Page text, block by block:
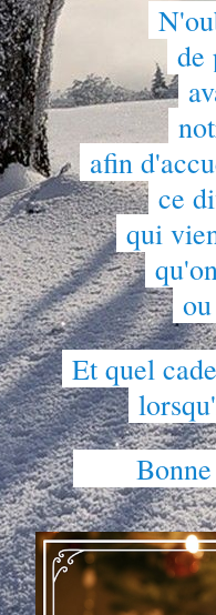
de
afin
ce
qui
ou
Et quel
Bonne